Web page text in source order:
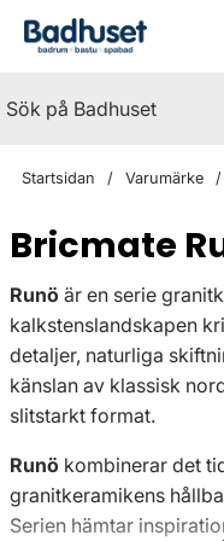
Startsidan Varumärke
Bricmate
Runö är en serie
kalkstenslandskapen
detaljer, naturliga
känslan av klassisk
slitstarkt format.
Runö kombinerar det
granitkeramikens
Serien hämtar